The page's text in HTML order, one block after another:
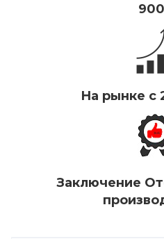
На рынке с
Заключение